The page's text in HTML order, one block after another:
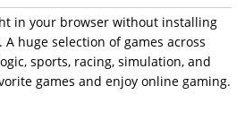
in your browser without installing
huge selection of games across
sports, racing, simulation, and
games and enjoy online gaming.